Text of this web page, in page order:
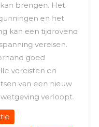
brengen. Het
en het
kan een tijdrovend
vereisen.
goed
vereisten en
van een nieuw
verloopt.